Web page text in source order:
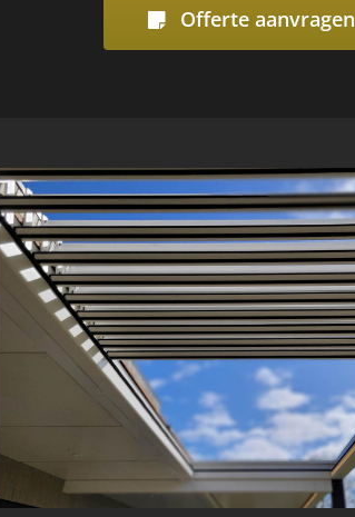
Offerte aanvragen